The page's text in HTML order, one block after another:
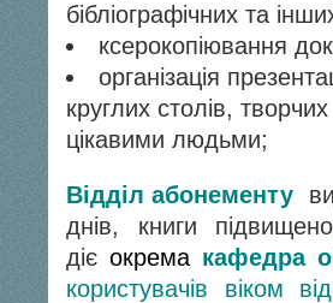
бібліографічних та
ксерокопіювання
організація
круглих столів,
цікавими людьми;
Відділ абонементу
днів, книги
діє окремакафедра
користувачів віком